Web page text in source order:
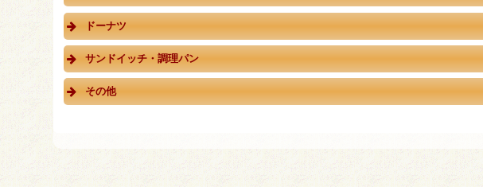
ドーナツ
サンドイッチ・調理パン
その他